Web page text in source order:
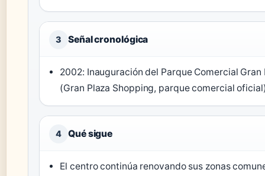
3 Señal cronológica
2002: Inauguración del Parque Comercial Gran
(Gran Plaza Shopping, parque comercial
4 Qué sigue
El centro continúa renovando sus zonas